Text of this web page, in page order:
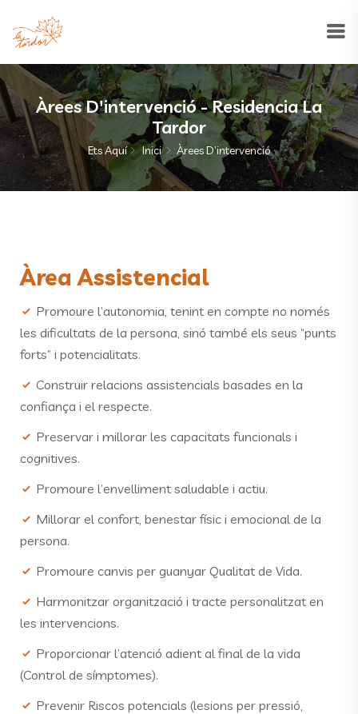
Àrees D'intervenció - Residencia La
Tardor
Ets Aquí Inici Àrees D’intervenció
Àrea Assistencial
Promoure l’autonomia, tenint en compte no només
les dificultats de la persona, sinó també els seus “punts
forts” i potencialitats.
Construir relacions assistencials basades en la
confiança i el respecte.
Preservar i millorar les capacitats funcionals i
cognitives.
Promoure l’envelliment saludable i actiu.
Millorar el confort, benestar físic i emocional de la
persona.
Promoure canvis per guanyar Qualitat de Vida.
Harmonitzar organització i tracte personalitzat en
les intervencions.
Proporcionar l’atenció adient al final de la vida
(Control de símptomes).
Prevenir Riscos potencials (lesions per pressió,